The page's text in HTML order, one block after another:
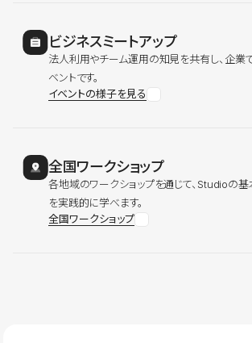
ビジネスミートアップ
法人利用やチーム運用の知見を共有し、企業
ベントです。
イベントの様子を見る
全国ワークショップ
各地域のワークショップを通じて、Studioの
を実践的に学べます。
全国ワークショップ